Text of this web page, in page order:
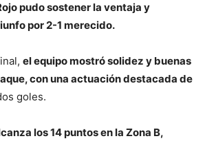
pudo sostener la ventaja y
por 2-1 merecido.
el equipo mostró solidez y buenas
con una actuación destacada de
goles.
los 14 puntos en la Zona B,